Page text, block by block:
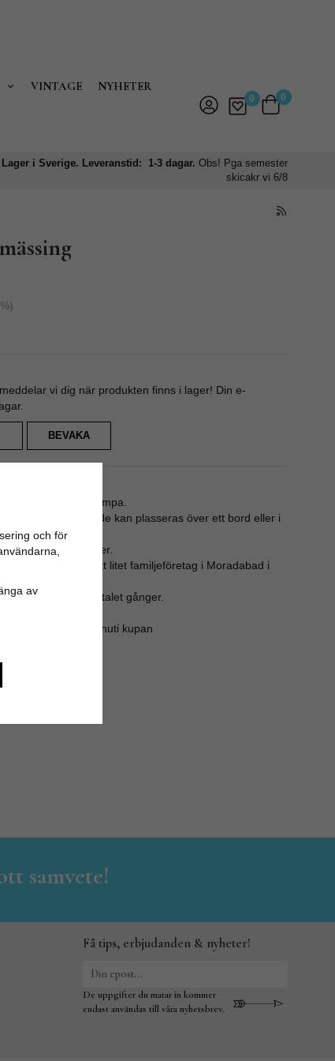
VINTAGE NYHETER
0 0
Lager i Sverige. Leveranstid: 1-3 dagar.Obs! Pga semester
skicakr vi 6/8
%)
vi dig när produkten finns i lager! Din e-
BEVAKA
av 1920-tals lampa.
då den både kan plasseras över ett bord eller i
handstöpta detaljer.
är tillverkad av ett litet familjeföretag i Moradabad i
har besökt de flertalet gånger.
glansig mässing innuti kupan
enkelt varieras.
samvete!
Få tips, erbjudanden & nyheter!
De uppgifter du matar in kommer
endast användas till våra nyhetsbrev.
och för
av